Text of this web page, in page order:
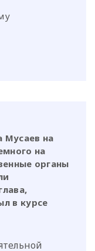
Мусаев на
на
органы
в курсе